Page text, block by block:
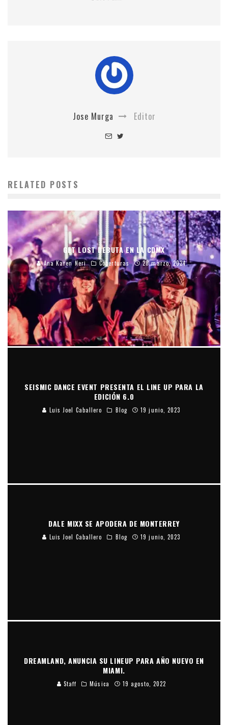
Jose Murga Editor
RELATED POSTS
GET LOST DEBUTA EN LA CDMX
Ana Karen Neri Coberturas 28 marzo, 2024
SEISMIC DANCE EVENT PRESENTA EL LINE UP PARA LA
EDICIÓN 6.0
Luis Joel Caballero Blog 19 junio, 2023
DALE MIXX SE APODERA DE MONTERREY
Luis Joel Caballero Blog 19 junio, 2023
DREAMLAND, ANUNCIA SU LINEUP PARA AÑO NUEVO EN
MIAMI.
Staff Música 19 agosto, 2022